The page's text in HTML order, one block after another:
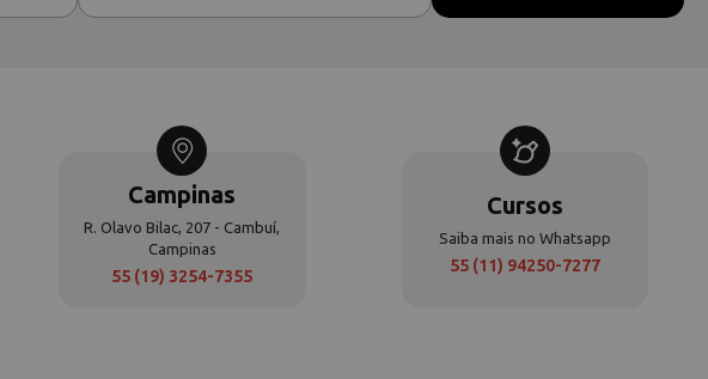
Campinas
R. Olavo Bilac, 207 - Cambuí,
Campinas
55 (19) 3254-7355
Cursos
Saiba mais no Whatsapp
55 (11) 94250-7277